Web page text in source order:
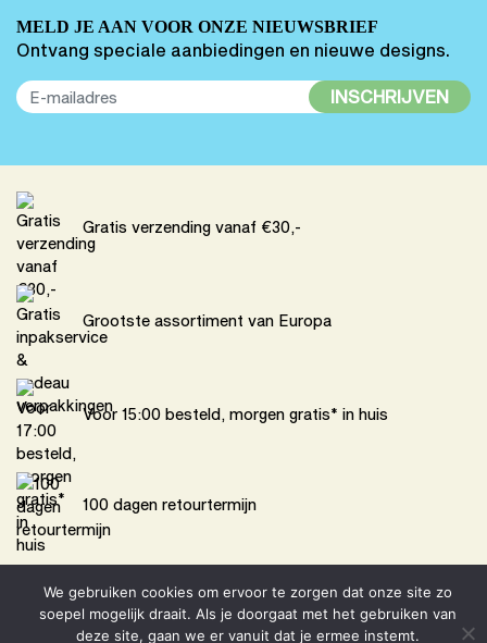
MELD JE AAN VOOR ONZE NIEUWSBRIEF
Ontvang speciale aanbiedingen en nieuwe designs.
INSCHRIJVEN
Gratis verzending vanaf €30,-
Grootste assortiment van Europa
Voor 15:00 besteld, morgen gratis* in huis
100 dagen retourtermijn
We gebruiken cookies om ervoor te zorgen dat onze site zo
soepel mogelijk draait. Als je doorgaat met het gebruiken van
deze site, gaan we er vanuit dat je ermee instemt.